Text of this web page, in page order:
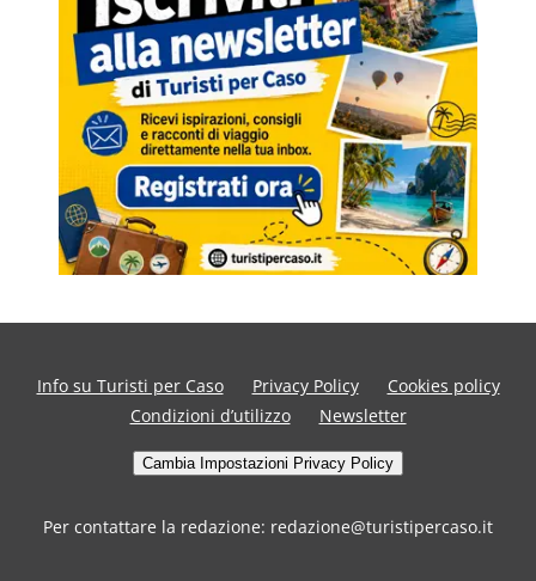
Info su Turisti per Caso Privacy Policy
Cookies policy
Condizioni d’utilizzo
Newsletter
Cambia Impostazioni Privacy Policy
Per contattare la redazione: redazione@turistipercaso.it